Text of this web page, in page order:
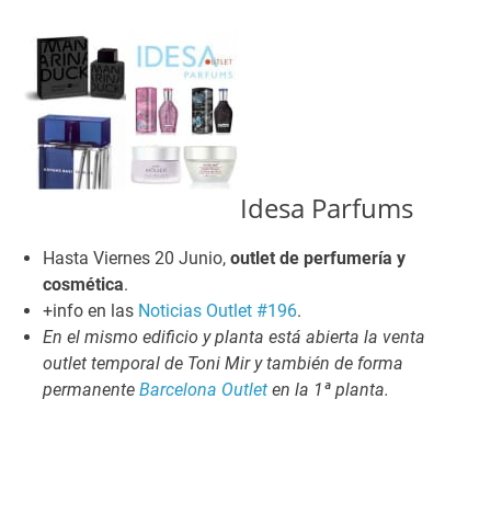
Idesa Parfums
Hasta Viernes 20 Junio,outlet de perfumería y
cosmética.
+info en las Noticias Outlet #196.
En el mismo edificio y planta está abierta la venta
outlet temporal de Toni Mir y también de forma
permanenteBarcelona Outlet en la 1ª planta.